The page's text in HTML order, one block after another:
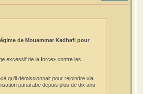
de Mouammar Kadhafi pour
excessif de la force» contre les
qu'il démissionnait pour rejoindre «la
panarabe depuis plus de dix ans.